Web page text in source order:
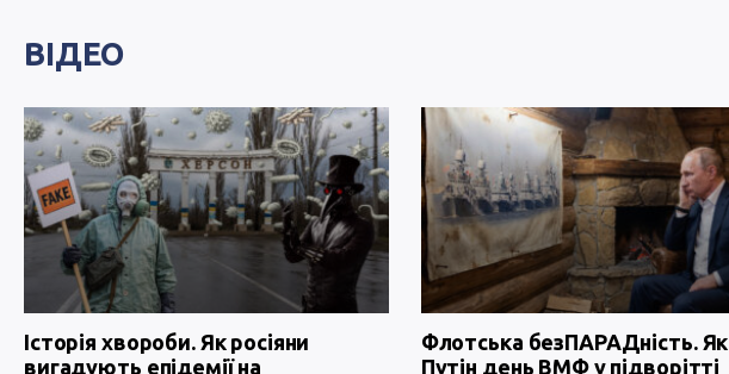
ВІДЕО
Історія хвороби. Як росіяни
вигадують епідемії на
Флотська безПАРАДність. Як
Путін день ВМФ у підворітті